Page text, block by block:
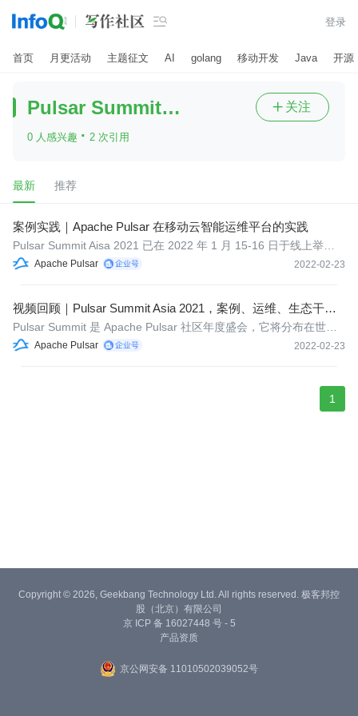
 登录
首页 月更活动 主题征文 AI golang 移动开发 Java 开源
Pulsar Summit Asia 2021
0 人感兴趣 · 2 次引用
 关注
最新 推荐
案例实践｜Apache Pulsar 在移动云智能运维平台的实践
Apache Pulsar 2022-02-23
Pulsar Summit Aisa 2021 已在 2022 年 1 月 15-16 日于线上举
办。会上，30 位嘉宾围绕 26 个议题，分享了最前沿的 Apache Pul
视频回顾｜Pulsar Summit Asia 2021，案例、运维、生态干货
不断
Apache Pulsar 2022-02-23
Pulsar Summit 是 Apache Pulsar 社区年度盛会，它将分布在世界
各地的 Apache Pulsar 项目 Contributor、Committer 和各企业 CT
1
Copyright © 2026, Geekbang Technology Ltd. All rights reserved. 极客邦控
股（北京）有限公司
京 ICP 备 16027448 号 - 5
产品资质
京公网安备 11010502039052号